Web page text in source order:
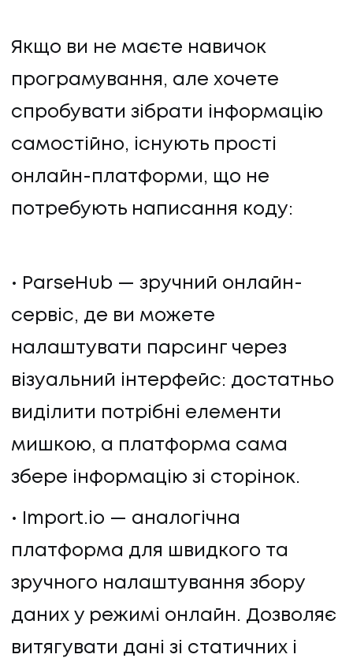
Якщо ви не маєте навичок
програмування, але хочете
спробувати зібрати інформацію
самостійно, існують прості
онлайн-платформи, що не
потребують написання коду:
ParseHub — зручний онлайн-
сервіс, де ви можете
налаштувати парсинг через
візуальний інтерфейс: достатньо
виділити потрібні елементи
мишкою, а платформа сама
збере інформацію зі сторінок.
Import.io — аналогічна
платформа для швидкого та
зручного налаштування збору
даних у режимі онлайн. Дозволяє
витягувати дані зі статичних і